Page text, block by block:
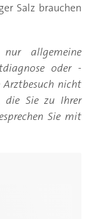
Salz brauchen
allgemeine
oder -
Arztbesuch nicht
die Sie zu Ihrer
Sie mit